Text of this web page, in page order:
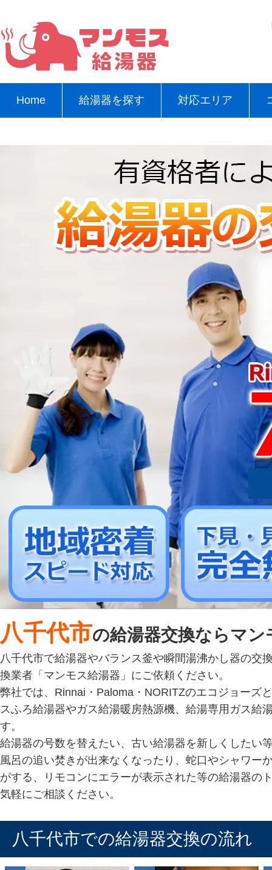
Home 給湯器を探す 対応エリア
八千代市の給湯器交換ならマン
八千代市で給湯器やバランス釜や瞬間湯沸かし器の交
換業者「マンモス給湯器」にご依頼ください。
弊社では、Rinnai・Paloma・NORITZのエコジョーズ
スふろ給湯器やガス給湯暖房熱源機、給湯専用ガス給
す。
給湯器の号数を替えたい、古い給湯器を新しくしたい
風呂の追い焚きが出来なくなったり、蛇口やシャワー
がする、リモコンにエラーが表示された等の給湯器の
気軽にご相談ください。
八千代市での給湯器交換の流れ